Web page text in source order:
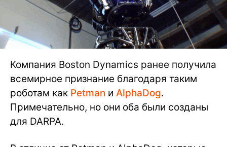
Компания Boston Dynamics ранее получила
всемирное признание благодаря таким
роботам как Petman и AlphaDog.
Примечательно, но они оба были созданы
для DARPA.